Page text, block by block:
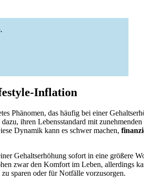
Inflation
Phänomen, das häufig bei einer
ihren Lebensstandard mit
Dynamik kann es schwer machen,
Gehaltserhöhung sofort in eine größere
zwar den Komfort im Leben, allerdings
sparen oder für Notfälle vorzusorgen.